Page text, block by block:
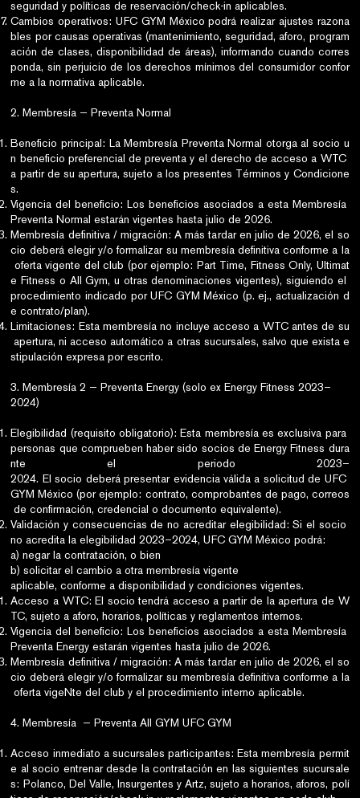
seguridad y políticas de reservación/check-in aplicables.
Cambios operativos: UFC GYM México podrá realizar ajustes razona
bles por causas operativas (mantenimiento, seguridad, aforo, program
ación de clases, disponibilidad de áreas), informando cuando corres
ponda, sin perjuicio de los derechos mínimos del consumidor confor
me a la normativa aplicable.
2. Membresía — Preventa Normal
Beneficio principal: La Membresía Preventa Normal otorga al socio u
n beneficio preferencial de preventa y el derecho de acceso a WTC
a partir de su apertura, sujeto a los presentes Términos y Condicione
s.
Vigencia del beneficio: Los beneficios asociados a esta Membresía
Preventa Normal estarán vigentes hasta julio de 2026.
Membresía definitiva / migración: A más tardar en julio de 2026, el so
cio deberá elegir y/o formalizar su membresía definitiva conforme a la
oferta vigente del club (por ejemplo: Part Time, Fitness Only, Ultimat
e Fitness o All Gym, u otras denominaciones vigentes), siguiendo el
procedimiento indicado por UFC GYM México (p. ej., actualización d
e contrato/plan).
Limitaciones: Esta membresía no incluye acceso a WTC antes de su
apertura, ni acceso automático a otras sucursales, salvo que exista e
stipulación expresa por escrito.
3. Membresía 2 — Preventa Energy (solo ex Energy Fitness 2023–
2024)
Elegibilidad (requisito obligatorio): Esta membresía es exclusiva para
personas que comprueben haber sido socios de Energy Fitness dura
nte el periodo 2023–
2024. El socio deberá presentar evidencia válida a solicitud de UFC
GYM México (por ejemplo: contrato, comprobantes de pago, correos
de confirmación, credencial o documento equivalente).
Validación y consecuencias de no acreditar elegibilidad: Si el socio
no acredita la elegibilidad 2023–2024, UFC GYM México podrá:
a) negar la contratación, o bien
b) solicitar el cambio a otra membresía vigente
aplicable, conforme a disponibilidad y condiciones vigentes.
Acceso a WTC: El socio tendrá acceso a partir de la apertura de W
TC, sujeto a aforo, horarios, políticas y reglamentos internos.
Vigencia del beneficio: Los beneficios asociados a esta Membresía
Preventa Energy estarán vigentes hasta julio de 2026.
Membresía definitiva / migración: A más tardar en julio de 2026, el so
cio deberá elegir y/o formalizar su membresía definitiva conforme a la
oferta vigeNte del club y el procedimiento interno aplicable.
4. Membresía — Preventa All GYM UFC GYM
Acceso inmediato a sucursales participantes: Esta membresía permit
e al socio entrenar desde la contratación en las siguientes sucursale
s: Polanco, Del Valle, Insurgentes y Artz, sujeto a horarios, aforos, polí